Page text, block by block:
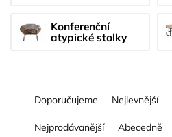
Konferenční
atypické stolky
Ř
aDoporučujeme Nejlevnější
Nejprodávanější Abecedně